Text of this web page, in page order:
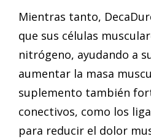
Mientras tanto,
que sus células
nitrógeno, ayudando a
aumentar la masa
suplemento también
conectivos, como los
para reducir el dolor